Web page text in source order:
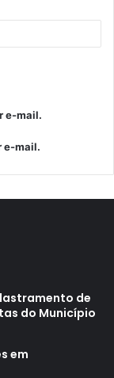
e-mail.
e-mail.
de
do Município
em